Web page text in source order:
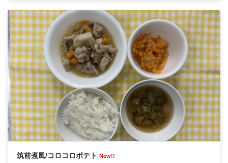
筑前煮風/コロコロポテト New!!